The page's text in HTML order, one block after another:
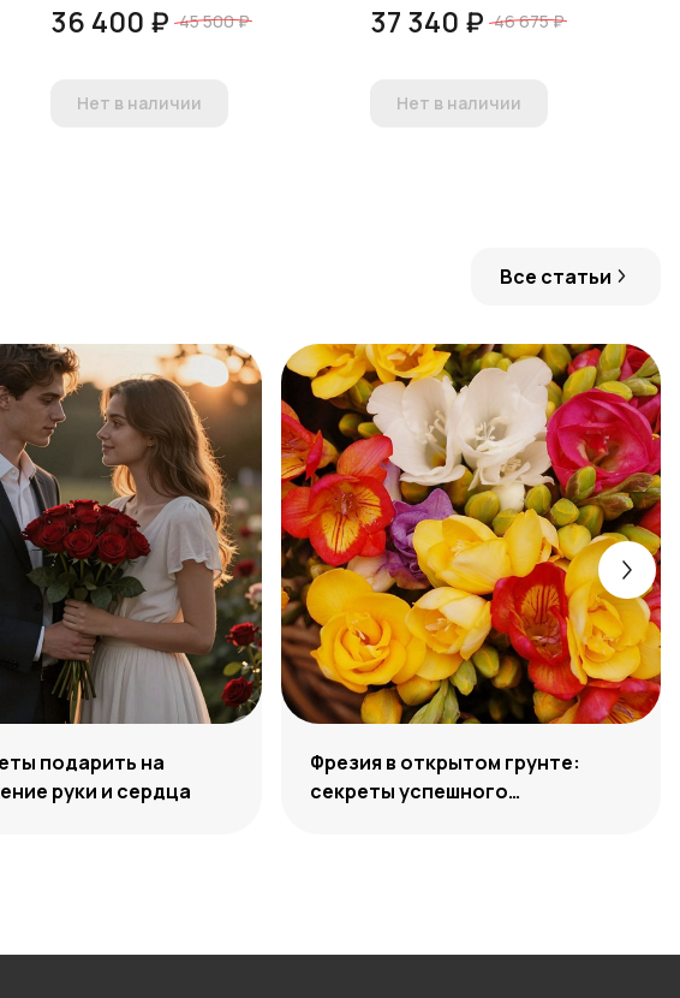
36 400 ₽ 45 500 ₽
Нет в наличии
37 340 ₽ 46 675 ₽
Нет в наличии
Все статьи
подарить на
руки и сердца
Фрезия в открытом грунте:
секреты успешного